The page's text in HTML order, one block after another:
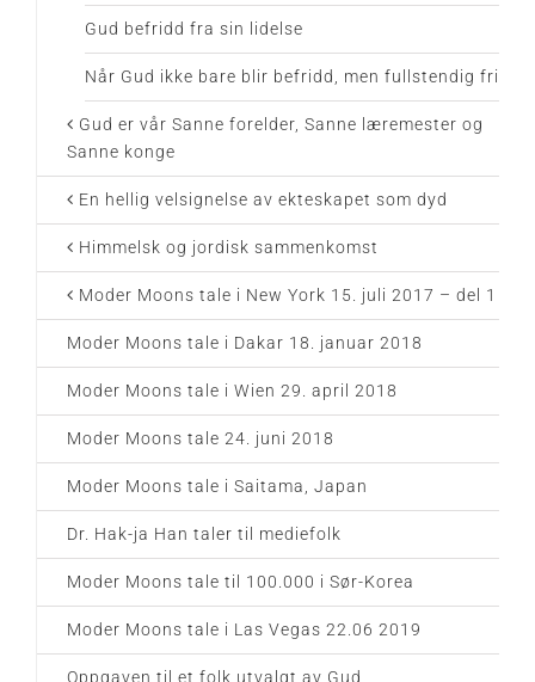
Gud befridd fra sin lidelse
Når Gud ikke bare blir befridd, men fullstendig fri
Gud er vår Sanne forelder, Sanne læremester og
Sanne konge
En hellig velsignelse av ekteskapet som dyd
Himmelsk og jordisk sammenkomst
Moder Moons tale i New York 15. juli 2017 – del 1
Moder Moons tale i Dakar 18. januar 2018
Moder Moons tale i Wien 29. april 2018
Moder Moons tale 24. juni 2018
Moder Moons tale i Saitama, Japan
Dr. Hak-ja Han taler til mediefolk
Moder Moons tale til 100.000 i Sør-Korea
Moder Moons tale i Las Vegas 22.06 2019
Oppgaven til et folk utvalgt av Gud